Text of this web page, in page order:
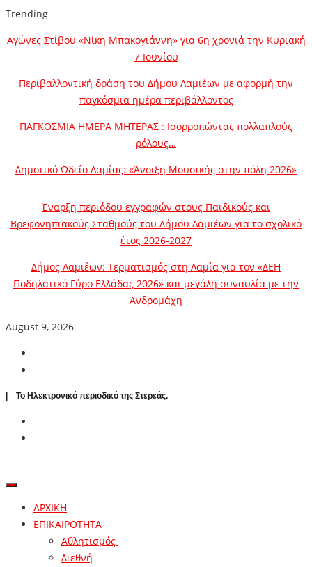
Trending
Αγώνες Στίβου «Νίκη Μπακογιάννη» για 6η χρονιά την Κυριακή
7 Ιουνίου
Περιβαλλοντική δράση του Δήμου Λαμιέων με αφορμή την
παγκόσμια ημέρα περιβάλλοντος
ΠΑΓΚΟΣΜΙΑ ΗΜΕΡΑ ΜΗΤΕΡΑΣ : Ισορροπώντας πολλαπλούς
ρόλους…
Δημοτικό Ωδείο Λαμίας: «Άνοιξη Μουσικής στην πόλη 2026»
Έναρξη περιόδου εγγραφών στους Παιδικούς και
Βρεφονηπιακούς Σταθμούς του Δήμου Λαμιέων για το σχολικό
έτος 2026-2027
Δήμος Λαμιέων: Τερματισμός στη Λαμία για τον «ΔΕΗ
Ποδηλατικό Γύρο Ελλάδας 2026» και μεγάλη συναυλία με την
Ανδρομάχη
August 9, 2026
| To Ηλεκτρονικό περιοδικό της Στερεάς.
ΑΡΧΙΚΗ
ΕΠΙΚΑΙΡΟΤΗΤΑ
Αθλητισμός
Διεθνή